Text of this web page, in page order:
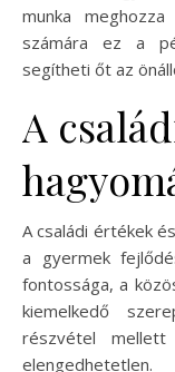
munka
számára ez a
segítheti őt az
A
A családi értékek
a gyermek
fontossága, a
kiemelkedő
részvétel
elengedhetetlen.